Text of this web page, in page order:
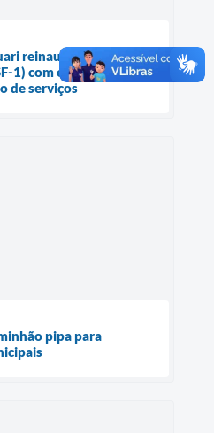
reinaugura UBS
1) com estrutura
de serviços
pipa para